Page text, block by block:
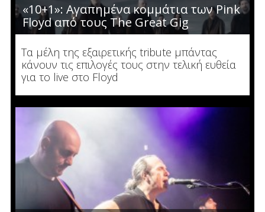
«10+1»: Αγαπημένα κομμάτια των Pink
Floyd από τους The Great Gig
Τα μέλη της εξαιρετικής tribute μπάντας
κάνουν τις επιλογές τους στην τελική ευθεία
για το live στο Floyd